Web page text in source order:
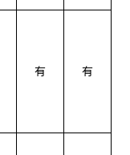
有 有